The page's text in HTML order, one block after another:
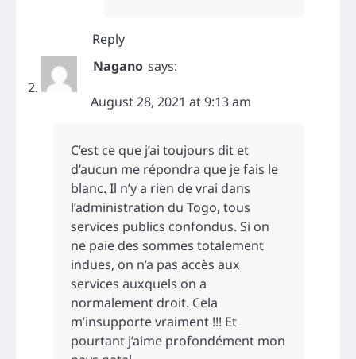
Reply
Nagano says:
August 28, 2021 at 9:13 am
C’est ce que j’ai toujours dit et
d’aucun me répondra que je fais le
blanc. Il n’y a rien de vrai dans
l’administration du Togo, tous
services publics confondus. Si on
ne paie des sommes totalement
indues, on n’a pas accès aux
services auxquels on a
normalement droit. Cela
m’insupporte vraiment !!! Et
pourtant j’aime profondément mon